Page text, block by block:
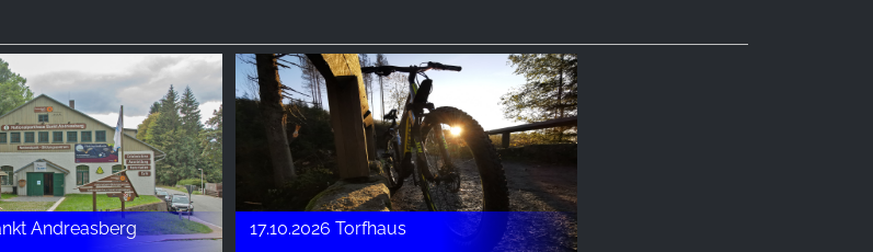
Andreasberg
17.10.2026 Torfhaus